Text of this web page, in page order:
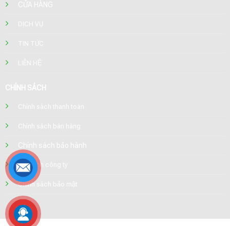
CỬA HÀNG
DỊCH VỤ
TIN TỨC
LIÊN HỆ
CHÍNH SÁCH
Chính sách thanh toán
Chính sách bán hàng
Chính sách bảo hành
Quy định công ty
Chính sách bảo mật